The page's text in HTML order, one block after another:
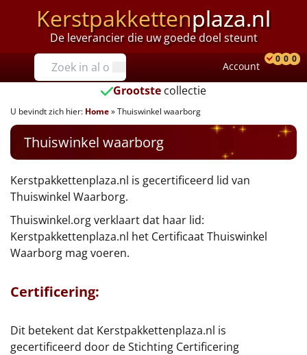
Kerstpakkettenplaza.nl
De leverancier die uw goede doel steunt
Prijzen
Tot €25
€25 tot €35
€35 tot €40
€40 tot €45
€45 tot €50
€50 tot €55
€100 en hoger
Account
0 0 0
Grootste collectie
U bevindt zich hier: Home»Thuiswinkel waarborg
Thuiswinkel waarborg
Kerstpakkettenplaza.nl is gecertificeerd lid van
Thuiswinkel Waarborg.
Thuiswinkel.org verklaart dat haar lid:
Kerstpakkettenplaza.nl het Certificaat Thuiswinkel
Waarborg mag voeren.
Certificering:
Dit betekent dat Kerstpakkettenplaza.nl is
gecertificeerd door de Stichting Certificering